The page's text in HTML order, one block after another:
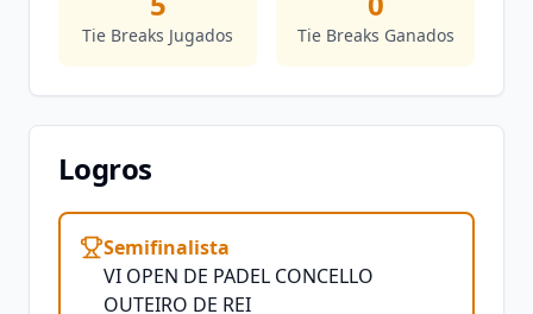
Tie Breaks Jugados Tie Breaks Ganados
Logros
Semifinalista
VI OPEN DE PADEL CONCELLO
OUTEIRO DE REI